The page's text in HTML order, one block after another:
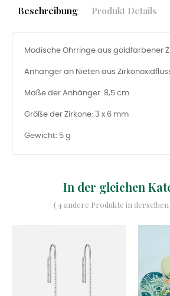
Beschreibung Produkt Details
Modische Ohrringe aus goldfarbener
Anhänger an Nieten aus
Maße der Anhänger: 8,5 cm
Größe der Zirkone: 3 x 6 mm
Gewicht: 5 g
In der gleichen
( 4 andere Produkte in